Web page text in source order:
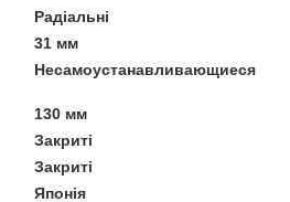
Радіальні
31 мм
Несамоустанавливающиеся
130 мм
Закриті
Закриті
Японія